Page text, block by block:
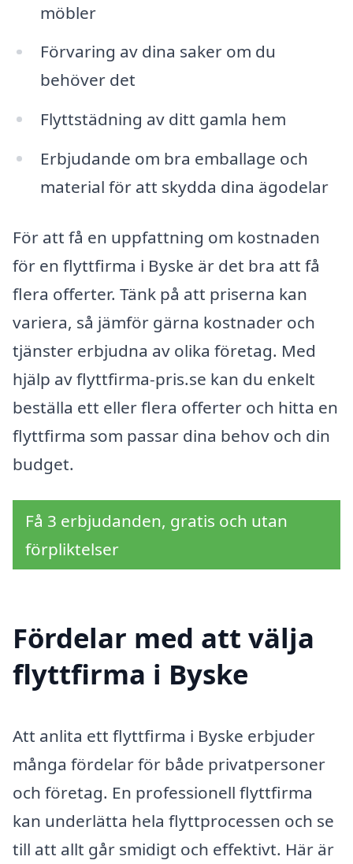
möbler
Förvaring av dina saker om du
behöver det
Flyttstädning av ditt gamla hem
Erbjudande om bra emballage och
material för att skydda dina ägodelar
För att få en uppfattning om kostnaden
för en flyttfirma i Byske är det bra att få
flera offerter. Tänk på att priserna kan
variera, så jämför gärna kostnader och
tjänster erbjudna av olika företag. Med
hjälp av flyttfirma-pris.se kan du enkelt
beställa ett eller flera offerter och hitta en
flyttfirma som passar dina behov och din
budget.
Få 3 erbjudanden, gratis och utan
förpliktelser
Fördelar med att välja
flyttfirma i Byske
Att anlita ett flyttfirma i Byske erbjuder
många fördelar för både privatpersoner
och företag. En professionell flyttfirma
kan underlätta hela flyttprocessen och se
till att allt går smidigt och effektivt. Här är